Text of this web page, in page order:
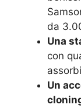
da
Una
con
Un